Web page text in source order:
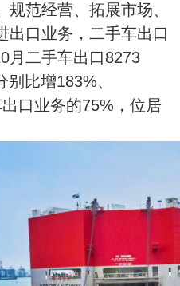
范经营、拓展市场、
出口业务，二手车出口
月二手车出口8273
比增183%、
口业务的75%，位居